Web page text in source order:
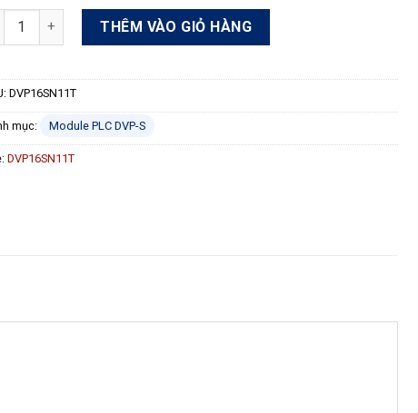
PLC DVP16SN11T số lượng
THÊM VÀO GIỎ HÀNG
DVP16SN11T
mục: Module PLC DVP-S
DVP16SN11T